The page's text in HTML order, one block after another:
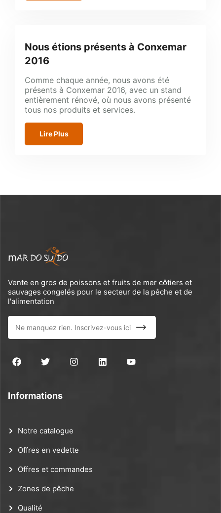
Nous étions présents à Conxemar
2016
Comme chaque année, nous avons été
présents à Conxemar 2016, avec un stand
entièrement rénové, où nous avons présenté
tous nos produits et services.
Lire Plus
Vente en gros de poissons et fruits de mer côtiers et
sauvages congelés pour le secteur de la pêche et de
l'alimentation
Informations
Notre catalogue
Offres en vedette
Offres et commandes
Zones de pêche
Qualité